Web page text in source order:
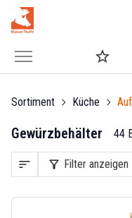
Sortiment Küche
Gewürzbehälter 44
sort filter_alt Filter anzeigen